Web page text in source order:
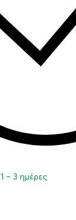
1 – 3 ημέρες